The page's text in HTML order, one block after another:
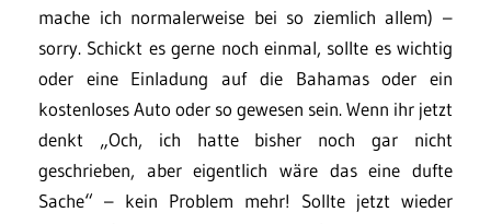
mache ich normalerweise bei so ziemlich allem) –
sorry. Schickt es gerne noch einmal, sollte es wichtig
oder eine Einladung auf die Bahamas oder ein
kostenloses Auto oder so gewesen sein. Wenn ihr jetzt
denkt „Och, ich hatte bisher noch gar nicht
geschrieben, aber eigentlich wäre das eine dufte
Sache“ – kein Problem mehr! Sollte jetzt wieder